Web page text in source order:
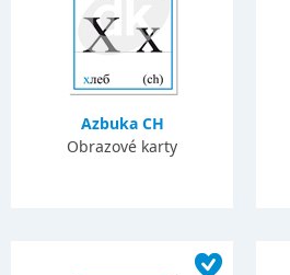
Azbuka CH
Obrazové karty